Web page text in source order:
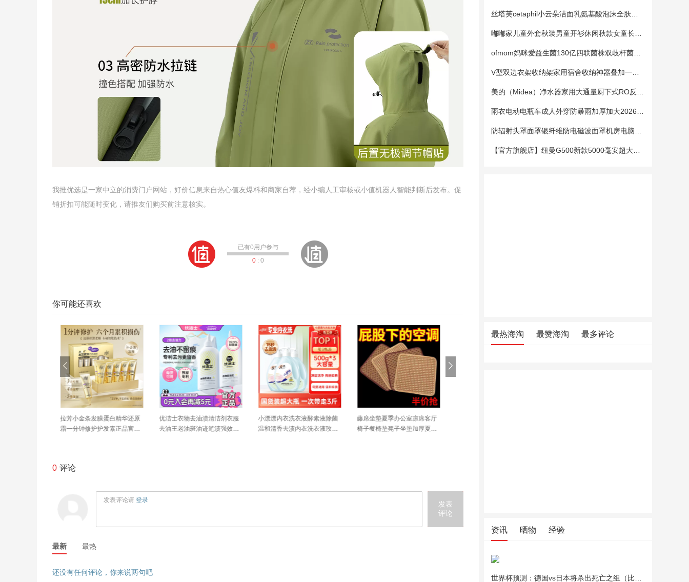
我推优选是一家中立的消费门户网站，好价信息来自热心值友爆料和商家自荐，经小编人工审核或小值机器人智能判断后发布。促
销折扣可能随时变化，请推友们购买前注意核实。
已有0用户参与
0: 0
你可能还喜欢
备美摩托车骑行服女款全身防
暴雨雨衣成人外穿分体式套装
Exello厨房重油污清洁剂强力
去污瞬间瓦解全屋厨房清洁厨
夏季凉席上班坐垫竹学生凉席
坐垫夏天透气电脑椅沙发座垫
夏季凉席上班坐垫竹学生凉席
坐垫夏天透气电脑椅沙发座垫
0 评论
发表评论请 登录
发表
评论
最新 最热
还没有任何评论，你来说两句吧
最热海淘 最赞海淘 最多评论
资讯 晒物 经验